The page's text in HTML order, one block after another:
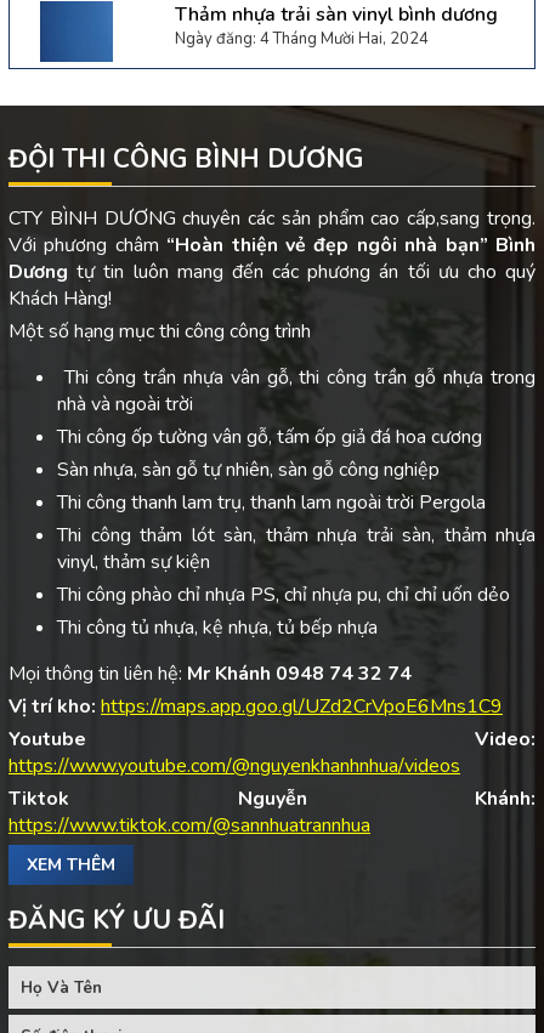
Thảm nhựa trải sàn vinyl bình dương
Ngày đăng: 4 Tháng Mười Hai, 2024
ĐỘI THI CÔNG BÌNH DƯƠNG
CTY BÌNH DƯƠNG chuyên các sản phẩm cao cấp,sang trọng.
Với phương châm “Hoàn thiện vẻ đẹp ngôi nhà bạn” Bình
Dươngtự tin luôn mang đến các phương án tối ưu cho quý
Khách Hàng!
Một số hạng mục thi công công trình
Thi công trần nhựa vân gỗ, thi công trần gỗ nhựa trong
nhà và ngoài trời
Thi công ốp tường vân gỗ, tấm ốp giả đá hoa cương
Sàn nhựa, sàn gỗ tự nhiên, sàn gỗ công nghiệp
Thi công thanh lam trụ, thanh lam ngoài trời Pergola
Thi công thảm lót sàn, thảm nhựa trải sàn, thảm nhựa
vinyl, thảm sự kiện
Thi công phào chỉ nhựa PS, chỉ nhựa pu, chỉ chỉ uốn dẻo
Thi công tủ nhựa, kệ nhựa, tủ bếp nhựa
Mọi thông tin liên hệ: Mr Khánh 0948 74 32 74
Vị trí kho: https://maps.app.goo.gl/UZd2CrVpoE6Mns1C9
Youtube Video:
https://www.youtube.com/@nguyenkhanhnhua/videos
Tiktok Nguyễn Khánh:
https://www.tiktok.com/@sannhuatrannhua
XEM THÊM
ĐĂNG KÝ ƯU ĐÃI